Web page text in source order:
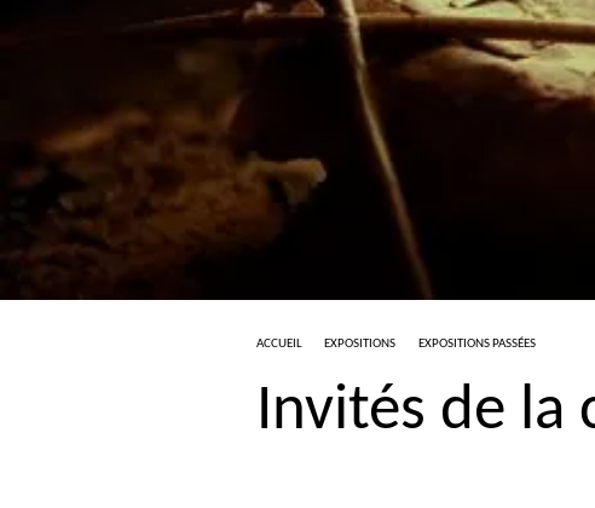
ACCUEIL EXPOSITIONS EXPOSITIONS PASSÉES
Invités de la